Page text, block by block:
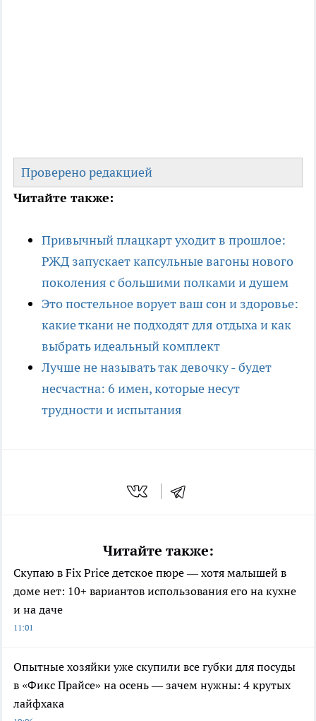
Проверено редакцией
Читайте также:
Привычный плацкарт уходит в прошлое:
РЖД запускает капсульные вагоны нового
поколения с большими полками и душем
Это постельное ворует ваш сон и здоровье:
какие ткани не подходят для отдыха и как
выбрать идеальный комплект
Лучше не называть так девочку - будет
несчастна: 6 имен, которые несут
трудности и испытания
Читайте также:
Скупаю в Fix Price детское пюре — хотя малышей в
доме нет: 10+ вариантов использования его на кухне
и на даче
11:01
Опытные хозяйки уже скупили все губки для посуды
в «Фикс Прайсе» на осень — зачем нужны: 4 крутых
лайфхака